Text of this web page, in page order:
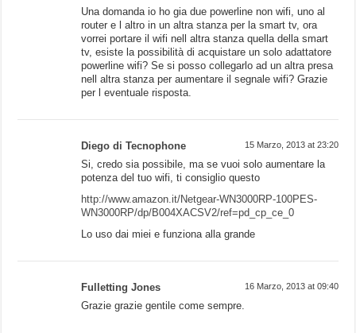
Una domanda io ho gia due powerline non wifi, uno al
router e l altro in un altra stanza per la smart tv, ora
vorrei portare il wifi nell altra stanza quella della smart
tv, esiste la possibilità di acquistare un solo adattatore
powerline wifi? Se si posso collegarlo ad un altra presa
nell altra stanza per aumentare il segnale wifi? Grazie
per l eventuale risposta.
Diego di Tecnophone 15 Marzo, 2013 at 23:20
Si, credo sia possibile, ma se vuoi solo aumentare la
potenza del tuo wifi, ti consiglio questo
http://www.amazon.it/Netgear-WN3000RP-100PES-
WN3000RP/dp/B004XACSV2/ref=pd_cp_ce_0
Lo uso dai miei e funziona alla grande
Fulletting Jones 16 Marzo, 2013 at 09:40
Grazie grazie gentile come sempre.